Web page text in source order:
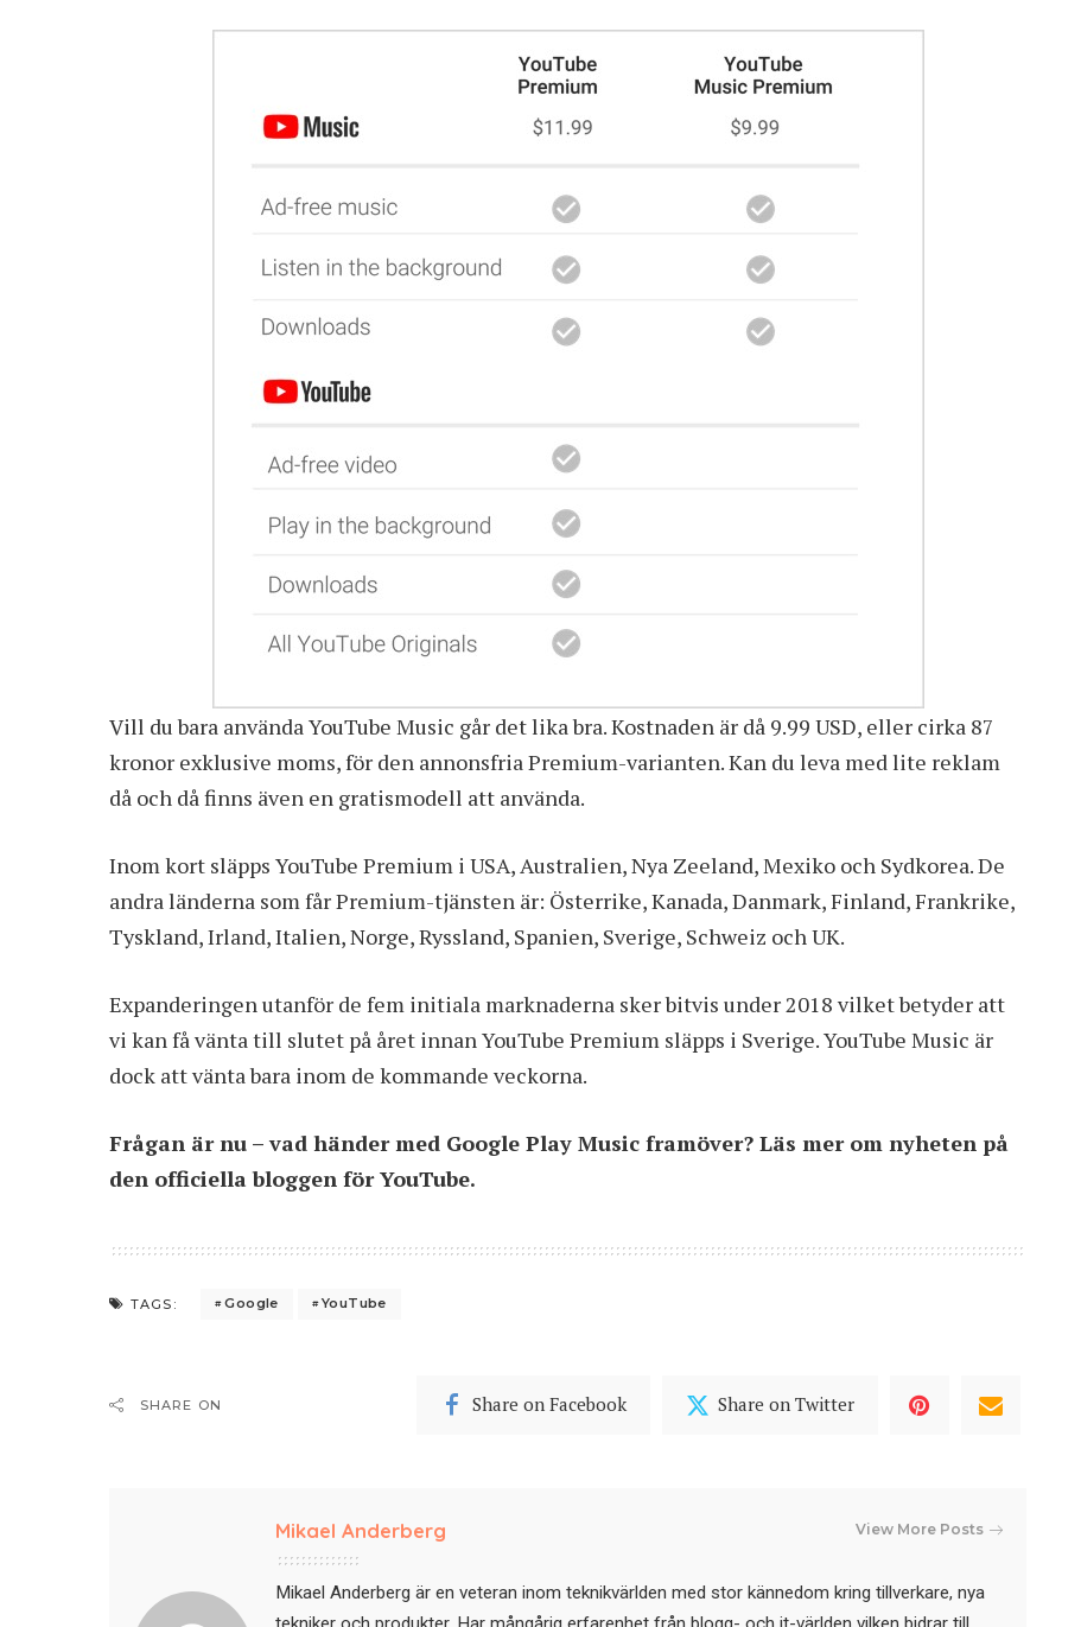
Vill du bara användaYouTube Music går det lika bra. Kostnaden är då 9.99 USD, eller cirka 87
kronor exklusive moms, för den annonsfria Premium-varianten. Kan du leva med lite reklam
då och då finns även en gratismodell att använda.
Inom kort släpps YouTube Premium i USA, Australien, Nya Zeeland, Mexiko och Sydkorea. De
andra länderna som får Premium-tjänsten är: Österrike, Kanada, Danmark, Finland, Frankrike,
Tyskland, Irland, Italien, Norge, Ryssland, Spanien, Sverige, Schweiz och UK.
Expanderingen utanför de fem initiala marknaderna sker bitvis under 2018 vilket betyder att
vi kan få vänta till slutet på året innan YouTube Premium släpps i Sverige. YouTube Music är
dock att vänta bara inom de kommande veckorna.
Frågan är nu – vad händer med Google Play Music framöver? Läs mer om nyheten på
den officiella bloggen för YouTube.
TAGS: Google YouTube
SHARE ON Share on Facebook Share on Twitter
Mikael Anderberg View More Posts
Mikael Anderberg är en veteran inom teknikvärlden med stor kännedom kring tillverkare, nya